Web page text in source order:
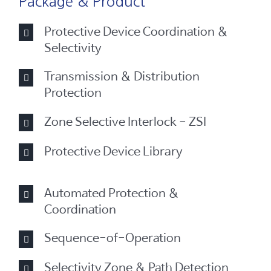
Protective Device Coordination &
Selectivity
Transmission & Distribution
Protection
Zone Selective Interlock - ZSI
Protective Device Library
Automated Protection &
Coordination
Sequence-of-Operation